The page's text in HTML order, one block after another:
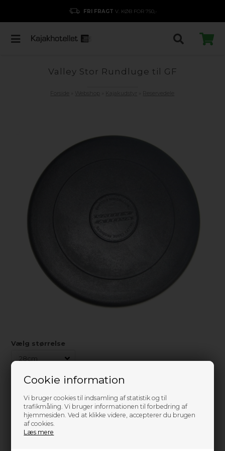
Cookie information
Vi bruger cookies til indsamling af statistik og til
trafikmåling. Vi bruger informationen til forbedring af
hjemmesiden. Ved at klikke videre, accepterer du brugen
af cookies.
Læs mere
FRI FRAGT V. KØB FOR 750,-
Valley Stor Rundluge til GF
Vælg størrelse
499,00DKK